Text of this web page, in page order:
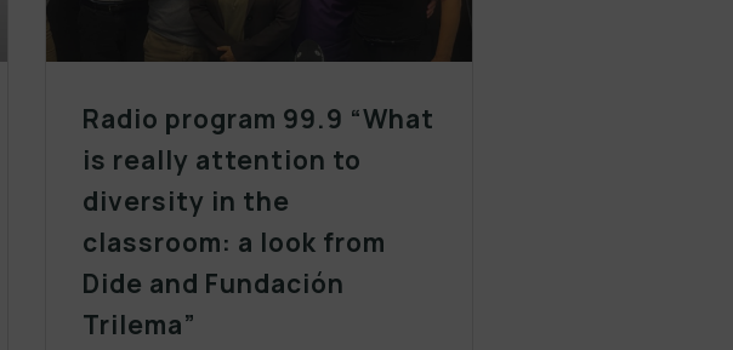
Radio program 99.9 “What
is really attention to
diversity in the
classroom: a look from
Dide and Fundación
Trilema”